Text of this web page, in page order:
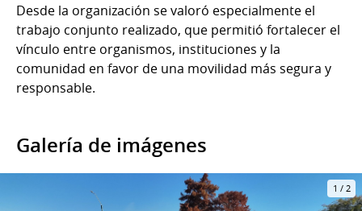
Desde la organización se valoró especialmente el
trabajo conjunto realizado, que permitió fortalecer el
vínculo entre organismos, instituciones y la
comunidad en favor de una movilidad más segura y
responsable.
Galería de imágenes
1 / 2